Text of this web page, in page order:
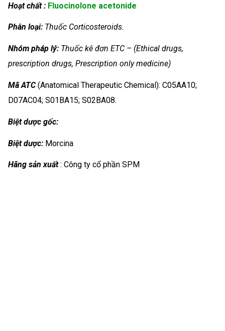
Hoạt chất : Fluocinolone acetonide
Phân loại: Thuốc Corticosteroids.
Nhóm pháp lý: Thuốc kê đơn ETC – (Ethical drugs,
prescription drugs, Prescription only medicine)
Mã ATC(Anatomical Therapeutic Chemical): C05AA10;
D07AC04; S01BA15; S02BA08.
Biệt dược gốc:
Biệt dược: Morcina
Hãng sản xuất: Công ty cổ phần SPM